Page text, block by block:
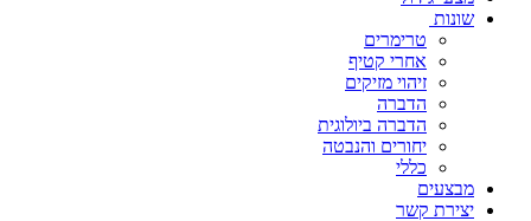
שונות
טרימרים
אחרי קטיף
זיהוי מזיקים
הדברה
הדברה ביולוגית
יחורים והנבטה
כללי
מבצעים
יצירת קשר